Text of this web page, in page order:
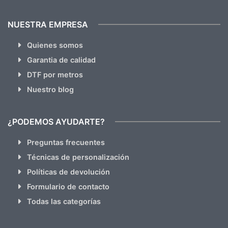
NUESTRA EMPRESA
Quienes somos
Garantia de calidad
DTF por metros
Nuestro blog
¿PODEMOS AYUDARTE?
Preguntas frecuentes
Técnicas de personalización
Políticas de devolución
Formulario de contacto
Todas las categorías